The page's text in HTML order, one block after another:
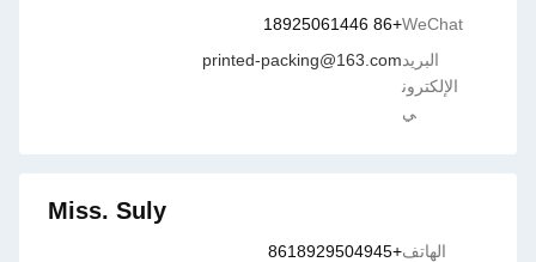
WeChat
+86 18925061446
البريد
الإلكترون
ي
printed-packing@163.com
Miss. Suly
الهاتف+8618929504945